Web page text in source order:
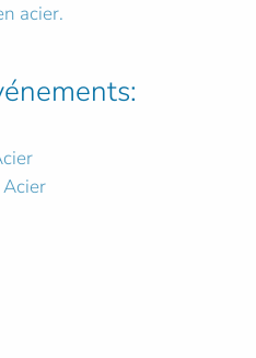
acier.